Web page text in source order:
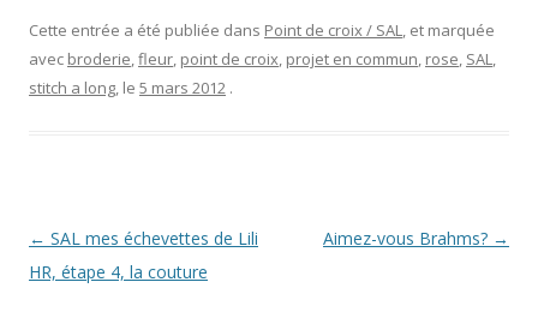
Cette entrée a été publiée dans Point de croix / SAL, et marquée
avec broderie,fleur, point de croix, projet en commun, rose, SAL,
stitch a long, le 5 mars 2012 .
Navigation
des
← SAL mes échevettes de Lili
HR, étape 4, la couture
Aimez-vous Brahms? →